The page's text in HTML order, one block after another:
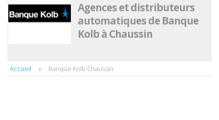
Agences et distributeurs
automatiques de Banque
Kolb à Chaussin
Accueil Banque Kolb Chaussin